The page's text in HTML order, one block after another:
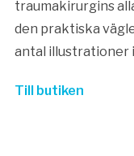
traumakirurgins
den praktiska
antal illustrationer
Till butiken